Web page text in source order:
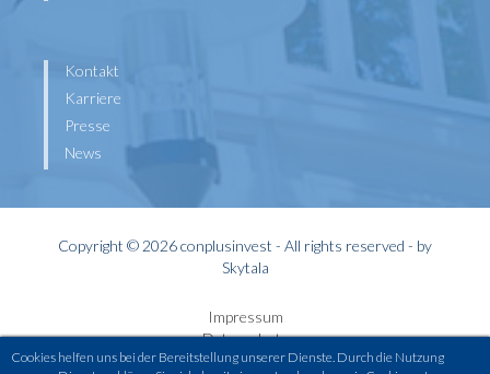
Cookies helfen uns bei der Bereitstellung unserer Dienste. Durch die Nutzung
Kontakt
Karriere
Presse
News
Copyright © 2026 conplusinvest - All rights reserved - by
Skytala
Impressum
Datenschutz
Widerrufsbelehrung